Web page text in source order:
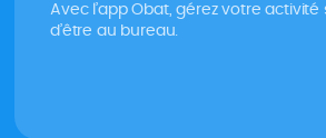
Avec l’app Obat, gérez votre
d’être au bureau.